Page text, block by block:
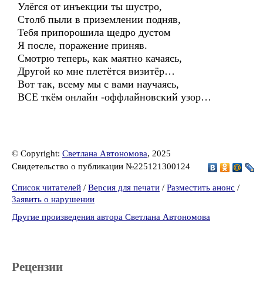
Улёгся от инъекции ты шустро,
Столб пыли в приземлении подняв,
Тебя припорошила щедро дустом
Я после, поражение приняв.
Смотрю теперь, как маятно качаясь,
Другой ко мне плетётся визитёр…
Вот так, всему мы с вами научаясь,
ВСЕ ткём онлайн -оффлайновский узор…
© Copyright: Светлана Автономова, 2025
Свидетельство о публикации №225121300124
Список читателей / Версия для печати / Разместить анонс /
Заявить о нарушении
Другие произведения автора Светлана Автономова
Рецензии